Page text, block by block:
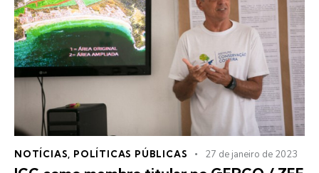
NOTÍCIAS POLÍTICAS PÚBLICAS 27 de janeiro de 2023